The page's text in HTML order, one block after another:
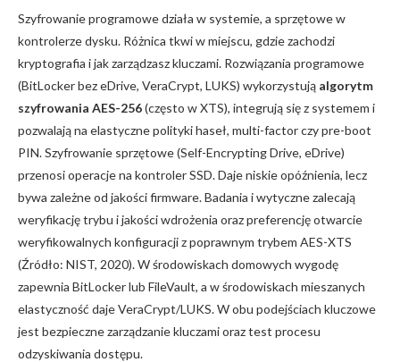
Szyfrowanie programowe działa w systemie, a sprzętowe w
kontrolerze dysku. Różnica tkwi w miejscu, gdzie zachodzi
kryptografia i jak zarządzasz kluczami. Rozwiązania programowe
(BitLocker bez eDrive, VeraCrypt, LUKS) wykorzystują algorytm
szyfrowania AES-256(często w XTS), integrują się z systemem i
pozwalają na elastyczne polityki haseł, multi-factor czy pre-boot
PIN. Szyfrowanie sprzętowe (Self-Encrypting Drive, eDrive)
przenosi operacje na kontroler SSD. Daje niskie opóźnienia, lecz
bywa zależne od jakości firmware. Badania i wytyczne zalecają
weryfikację trybu i jakości wdrożenia oraz preferencję otwarcie
weryfikowalnych konfiguracji z poprawnym trybem AES-XTS
(Źródło: NIST, 2020). W środowiskach domowych wygodę
zapewnia BitLocker lub FileVault, a w środowiskach mieszanych
elastyczność daje VeraCrypt/LUKS. W obu podejściach kluczowe
jest bezpieczne zarządzanie kluczami oraz test procesu
odzyskiwania dostępu.